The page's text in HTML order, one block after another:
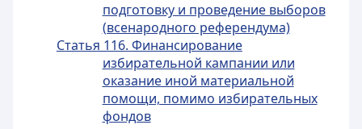
подготовку и проведение выборов
(всенародного референдума)
Статья 116. Финансирование
избирательной кампании или
оказание иной материальной
помощи, помимо избирательных
фондов